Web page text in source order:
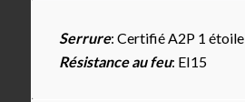
Serrure: Certifié A2P 1 étoile
Résistance au feu: EI15